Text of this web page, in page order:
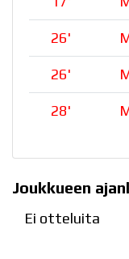
26'
26'
28'
Joukkueen
Ei otteluita